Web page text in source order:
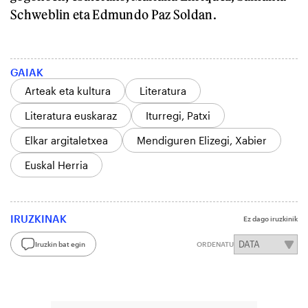
Schweblin eta Edmundo Paz Soldan.
GAIAK
Arteak eta kultura
Literatura
Literatura euskaraz
Iturregi, Patxi
Elkar argitaletxea
Mendiguren Elizegi, Xabier
Euskal Herria
IRUZKINAK Ez dago iruzkinik
Iruzkin bat egin ORDENATU